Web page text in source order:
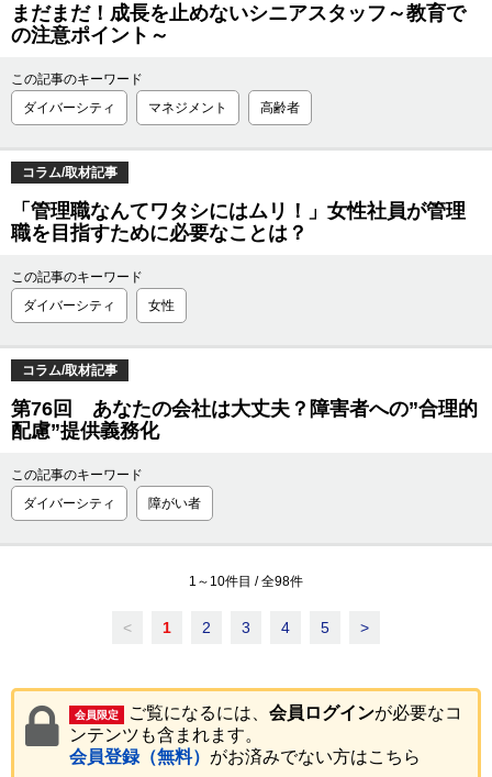
まだまだ！成長を止めないシニアスタッフ～教育で
の注意ポイント～
この記事のキーワード
ダイバーシティ
マネジメント 高齢者
コラム/取材記事
「管理職なんてワタシにはムリ！」女性社員が管理
職を目指すために必要なことは？
この記事のキーワード
ダイバーシティ
女性
コラム/取材記事
第76回 あなたの会社は大丈夫？障害者への”合理的
配慮”提供義務化
この記事のキーワード
ダイバーシティ
障がい者
1 ～ 10件目 / 全98件
< 1 2 3 4 5 >
会員限定 ご覧になるには、 会員ログインが必要なコ
ンテンツも含まれます。
会員登録（無料） がお済みでない方はこちら